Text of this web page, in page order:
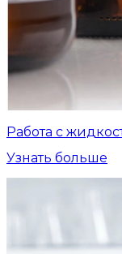
Работа с
Узнать больше